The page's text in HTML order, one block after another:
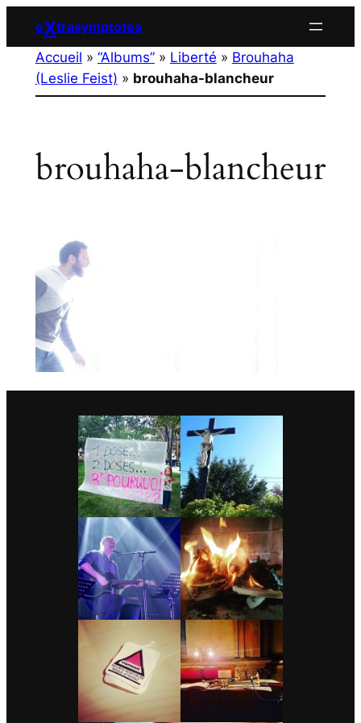
contenu
eXtrasymptotes
Accueil » “Albums”» Liberté » Brouhaha
(Leslie Feist) » brouhaha-blancheur
brouhaha-blancheur